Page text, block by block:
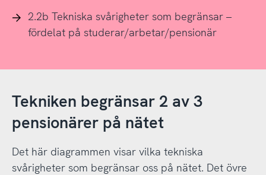
2.2b Tekniska svårigheter som begränsar –
fördelat på studerar/arbetar/pensionär
Tekniken begränsar 2 av 3
pensionärer på nätet
Det här diagrammen visar vilka tekniska
svårigheter som begränsar oss på nätet. Det övre